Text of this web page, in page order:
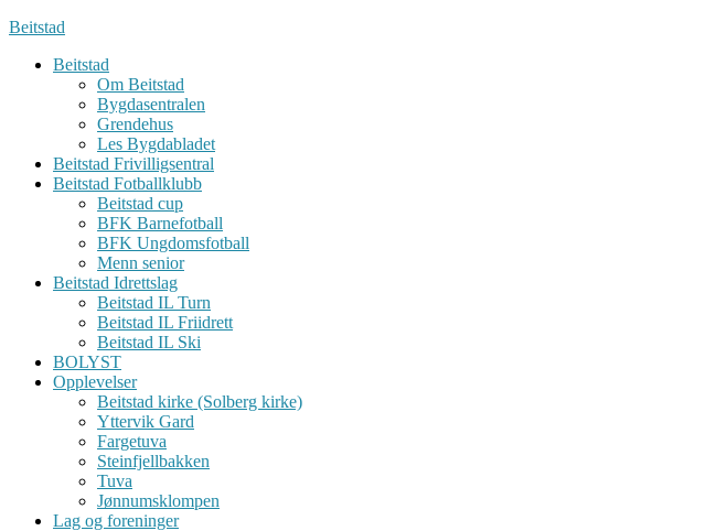
Beitstad
Beitstad
Om Beitstad
Bygdasentralen
Grendehus
Les Bygdabladet
Beitstad Frivilligsentral
Beitstad Fotballklubb
Beitstad cup
BFK Barnefotball
BFK Ungdomsfotball
Menn senior
Beitstad Idrettslag
Beitstad IL Turn
Beitstad IL Friidrett
Beitstad IL Ski
BOLYST
Opplevelser
Beitstad kirke (Solberg kirke)
Yttervik Gard
Fargetuva
Steinfjellbakken
Tuva
Jønnumsklompen
Lag og foreninger